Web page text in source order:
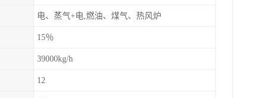
电、蒸气+电,燃油、煤气、热风炉
15％
39000kg/h
12